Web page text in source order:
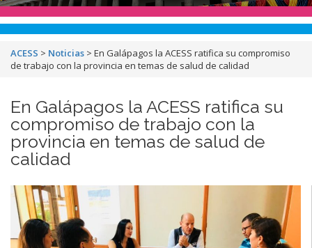
ACESS > Noticias > En Galápagos la ACESS ratifica su compromiso
de trabajo con la provincia en temas de salud de calidad
En Galápagos la ACESS ratifica su
compromiso de trabajo con la
provincia en temas de salud de
calidad